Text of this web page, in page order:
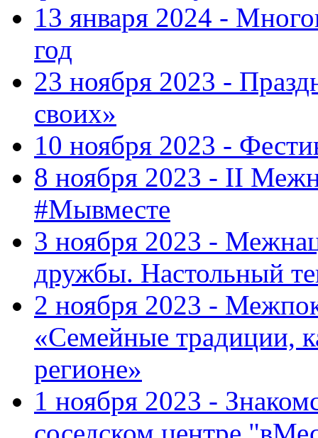
13 января 2024 -
год
23 ноября 2023 -
своих»
10 ноября 2023 -
8 ноября 2023 - II
#Мывместе
3 ноября 2023 -
дружбы. Настольный
2 ноября 2023 -
«Семейные традиции,
регионе»
1 ноября 2023 -